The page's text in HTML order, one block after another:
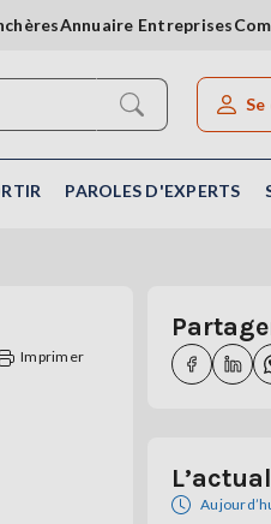
Annuaire Entreprises
Rechercher un
PAROLES D'EXPERTS
Imprimer